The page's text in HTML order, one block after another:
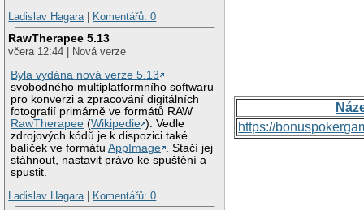
Ladislav Hagara| Komentářů: 0
RawTherapee 5.13
včera 12:44 | Nová verze
Byla vydána nová verze 5.13
svobodného multiplatformního softwaru
pro konverzi a zpracování digitálních
fotografií primárně ve formátů RAW
RawTherapee (Wikipedie ). Vedle
zdrojových kódů je k dispozici také
balíček ve formátuAppImage
. Stačí jej
stáhnout, nastavit právo ke spuštění a
spustit.
Ladislav Hagara| Komentářů: 0
https://